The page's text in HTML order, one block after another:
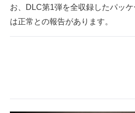
お、DLC第1弾を全収録したパッ
は正常との報告があります。